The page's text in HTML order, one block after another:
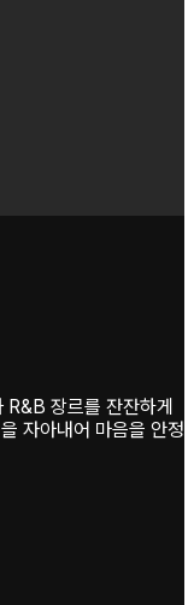
R&B 장르를 잔잔하게
자아내어 마음을 안정